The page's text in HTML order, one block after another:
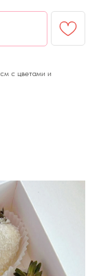
с цветами и